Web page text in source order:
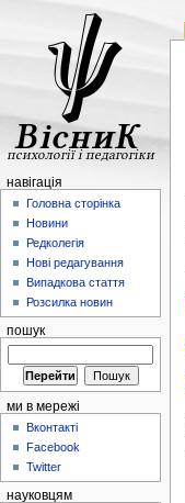
навігація
Головна сторінка
Новини
Редколегія
Нові редагування
Випадкова стаття
Розсилка новин
пошук
ми в мережі
Вконтакті
Facebook
Twitter
науковцям